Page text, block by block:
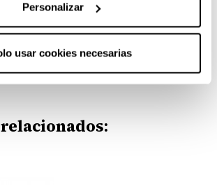
Personalizar
usar cookies necesarias
Curvados GS29 de Global